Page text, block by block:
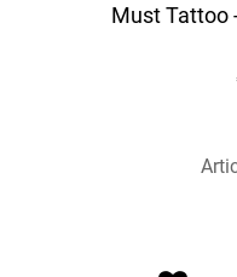
Must Tattoo